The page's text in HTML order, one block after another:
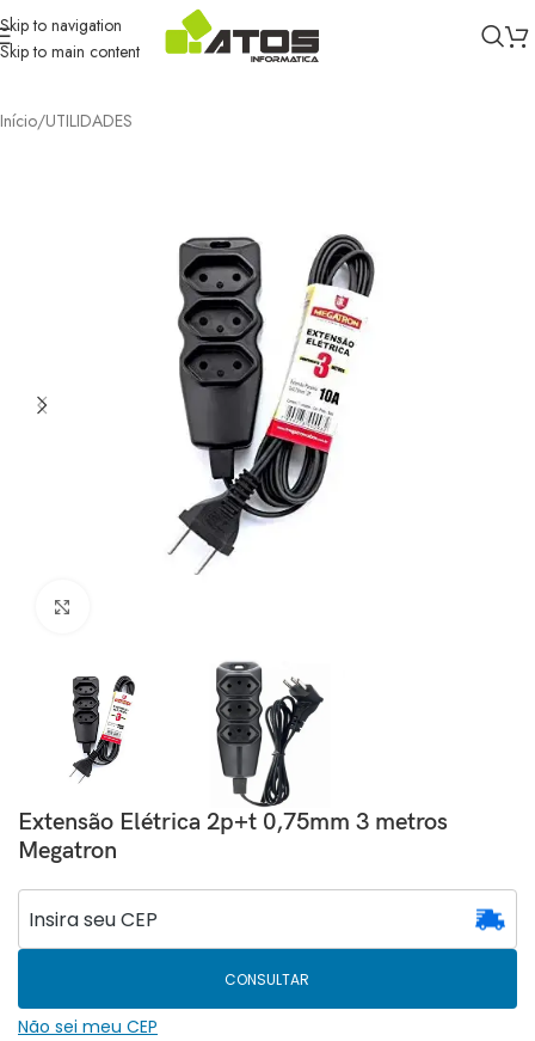
Skip to navigation
Skip to main content
Início/UTILIDADES
Extensão Elétrica 2p+t 0,75mm 3 metros
Megatron
CONSULTAR
Não sei meu CEP